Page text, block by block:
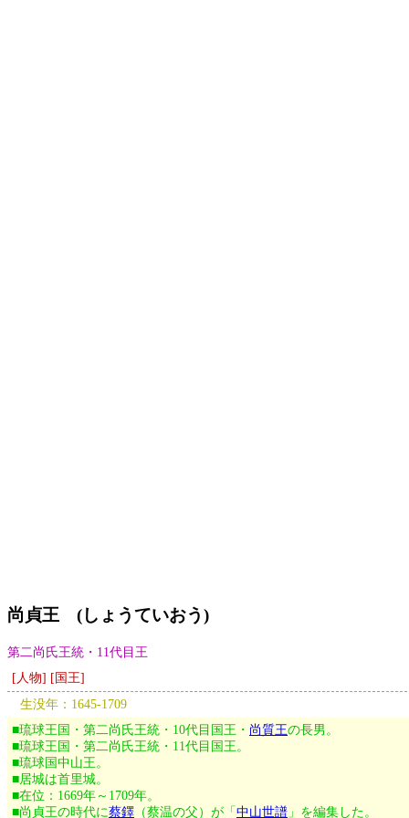
尚貞王 (しょうていおう)
第二尚氏王統・11代目王
[人物] [国王]
生没年：1645-1709
■琉球王国・第二尚氏王統・10代目国王・ 尚質王の長男。
■琉球王国・第二尚氏王統・11代目国王。
■琉球国中山王。
■居城は首里城。
■在位：1669年～1709年。
■尚貞王の時代に蔡鐸 （蔡温の父）が「中山世譜 」を編集した。